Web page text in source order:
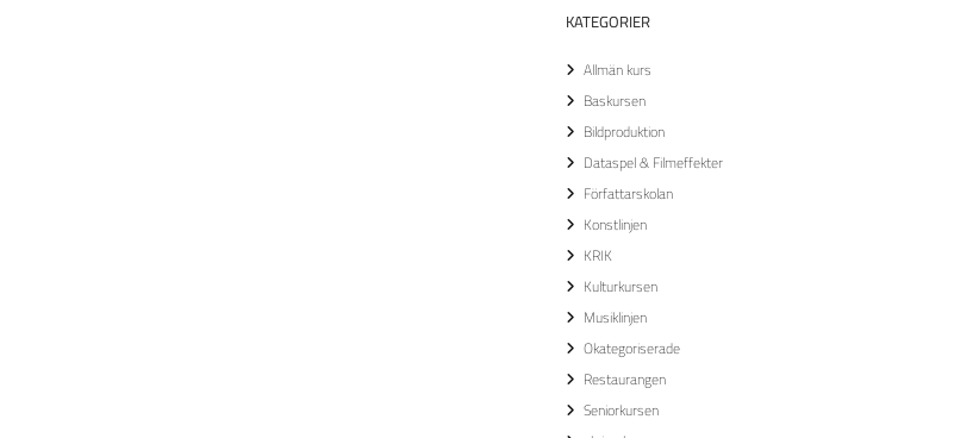
KATEGORIER
Allmän kurs
Baskursen
Bildproduktion
Dataspel & Filmeffekter
Författarskolan
Konstlinjen
KRIK
Kulturkursen
Musiklinjen
Okategoriserade
Restaurangen
Seniorkursen